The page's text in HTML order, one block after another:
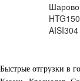
Быстрые отгрузки в